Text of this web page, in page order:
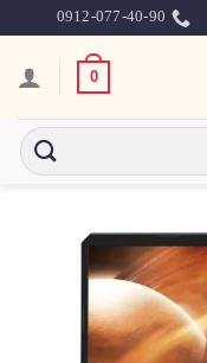
0912-077-40-90
0